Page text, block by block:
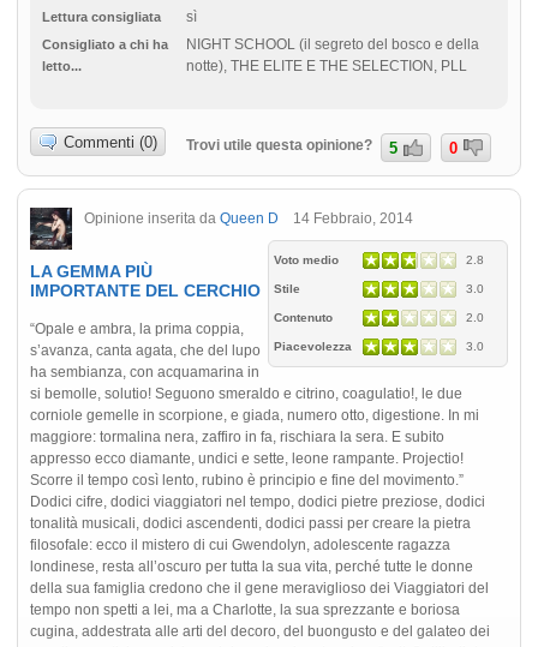
Lettura consigliata sì
Consigliato a chi ha
letto...
NIGHT SCHOOL (il segreto del bosco e della
notte), THE ELITE E THE SELECTION, PLL
Commenti (0) Trovi utile questa opinione? 5 0
Opinione inserita da Queen D 14 Febbraio, 2014
Voto medio 2.8
Stile 3.0
Contenuto 2.0
Piacevolezza 3.0
LA GEMMA PIÙ
IMPORTANTE DEL CERCHIO
“Opale e ambra, la prima coppia,
s’avanza, canta agata, che del lupo
ha sembianza, con acquamarina in
si bemolle, solutio! Seguono smeraldo e citrino, coagulatio!, le due
corniole gemelle in scorpione, e giada, numero otto, digestione. In mi
maggiore: tormalina nera, zaffiro in fa, rischiara la sera. E subito
appresso ecco diamante, undici e sette, leone rampante. Projectio!
Scorre il tempo così lento, rubino è principio e fine del movimento.”
Dodici cifre, dodici viaggiatori nel tempo, dodici pietre preziose, dodici
tonalità musicali, dodici ascendenti, dodici passi per creare la pietra
filosofale: ecco il mistero di cui Gwendolyn, adolescente ragazza
londinese, resta all’oscuro per tutta la sua vita, perché tutte le donne
della sua famiglia credono che il gene meraviglioso dei Viaggiatori del
tempo non spetti a lei, ma a Charlotte, la sua sprezzante e boriosa
cugina, addestrata alle arti del decoro, del buongusto e del galateo dei